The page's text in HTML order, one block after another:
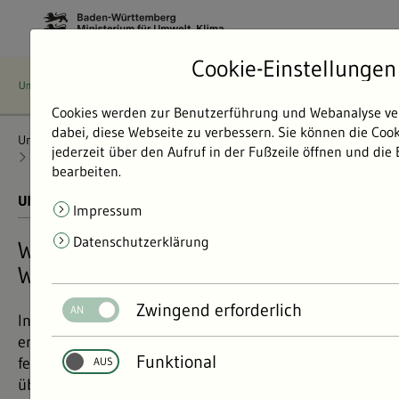
Umweltdaten Bericht: Umweltdaten 2024
Radioaktivität
Radioaktivität in Lebensmitteln
Wildschweinfleisch
UMWELTDATEN BERICHT 2024
Wildschweinfleisch aus Baden-
Württemberg teilweise belastet
In 23 Prozent der untersuchten Proben wurden
erhöhte Mengen von Caesium im Wildschweinfleisch
festgestellt. Wenige Proben, die den Grenzwert
überschreiten, wurden aus dem Verkehr gezogen.
Cookie-Einstellungen
Cookies werden zur Benutzerführung und Webanalyse
dabei, diese Webseite zu verbessern. Sie können die
jederzeit über den Aufruf in der Fußzeile öffnen und die
bearbeiten.
Impressum
Datenschutzerklärung
Zwingend erforderlich
Funktional